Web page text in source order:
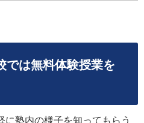
では無料体験授業を
に塾内の様子を知ってもらう